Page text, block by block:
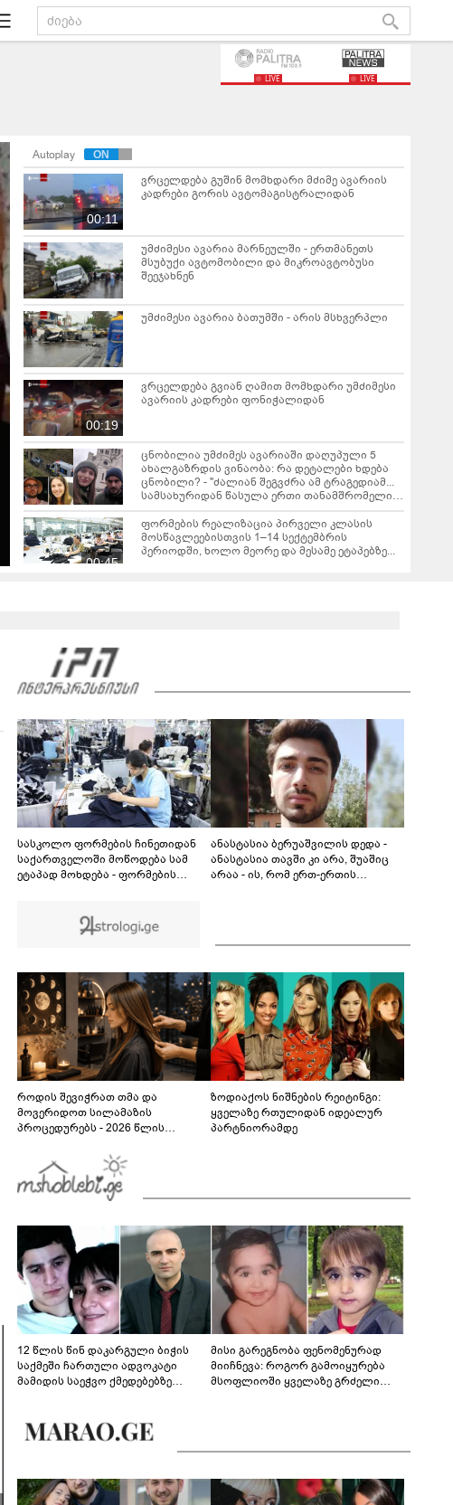
LIVE LIVE
Autoplay
00:11
ვრცელდება გუშინ მომხდარი მძიმე ავარიის
კადრები გორის ავტომაგისტრალიდან
უმძიმესი ავარია მარნეულში - ერთმანეთს
მსუბუქი ავტომობილი და მიკროავტობუსი
შეეჯახნენ
უმძიმესი ავარია ბათუმში - არის მსხვერპლი
00:19
ვრცელდება გვიან ღამით მომხდარი უმძიმესი
ავარიის კადრები ფონიჭალიდან
ცნობილია უმძიმეს ავარიაში დაღუპული 5
ახალგაზრდის ვინაობა: რა დეტალები ხდება
ცნობილი? - "ძალიან შეგვძრა ამ ტრაგედიამ...
სამსახურიდან წასულა ერთი თანამშრომელი
და გაცილების სუფრა უნდა გაეშალათ"
00:45
ფორმების რეალიზაცია პირველი კლასის
მოსწავლეებისთვის 1–14 სექტემბრის
პერიოდში, ხოლო მეორე და მესამე ეტაპებზე...
განცხადებასთან დაკავშირებით -
00:28
რას ამბობს გურამ დადიანიძის დედა
გავრცელებულ ვიდეოზე?
02:02
"გამოდი გარეთ, შე, ნა***რო... კიდევ
დაგარტყამ" - ვრცელდება ფიზიკური და
სიტყვიერი დაპირისპირების კადრები
სუპერმარკეტიდან
სასკოლო ფორმების ჩინეთიდან
საქართველოში მოწოდება სამ
ეტაპად მოხდება - ფორმების
სექტემბრის პერიოდში, ხოლო
მეორე და მესამე ეტაპებზე -
ანასტასია ბერუაშვილის დედა -
ანასტასია თავში კი არა, შუაშიც
არაა - ის, რომ ერთ-ერთის
დაერეკა, ამასაც სხვა განხილვა
მოჰყვებოდა
როდის შევიჭრათ თმა და
მოვერიდოთ სილამაზის
პროცედურებს - 2026 წლის
გზამკვლევი
ზოდიაქოს ნიშნების რეიტინგი:
ყველაზე რთულიდან იდეალურ
პარტნიორამდე
12 წლის წინ დაკარგული ბიჭის
საქმეში ჩართული ადვოკატი
მამიდის საეჭვო ქმედებებზე
მოწოდებაზე... წლობით
მიმდინარეობდა საქმის
მისი გარეგნობა ფენომენურად
მიიჩნევა: როგორ გამოიყურება
მსოფლიოში ყველაზე გრძელი